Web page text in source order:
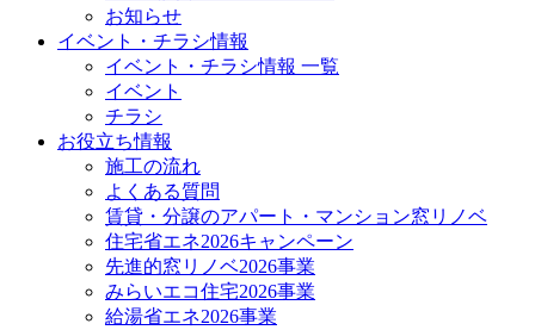
お知らせ
イベント・チラシ情報
イベント・チラシ情報 一覧
イベント
チラシ
お役立ち情報
施工の流れ
よくある質問
賃貸・分譲のアパート・マンション窓リノベ
住宅省エネ2026キャンペーン
先進的窓リノベ2026事業
みらいエコ住宅2026事業
給湯省エネ2026事業